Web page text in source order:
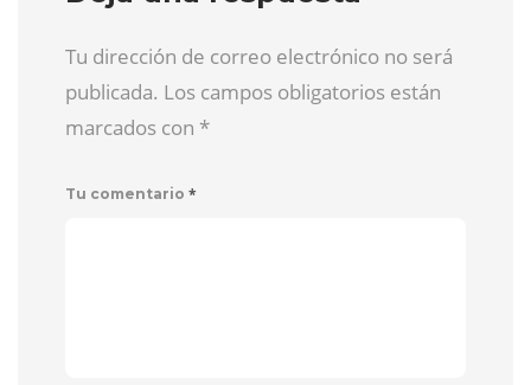
Tu dirección de correo electrónico no será
publicada. Los campos obligatorios están
marcados con *
Tu comentario *